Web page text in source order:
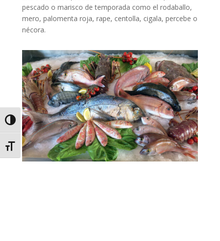
Alternar alto contraste
Alternar tamaño de letra
pescado o marisco de temporada como el rodaballo,
mero, palomenta roja, rape, centolla, cigala, percebe o
nécora.